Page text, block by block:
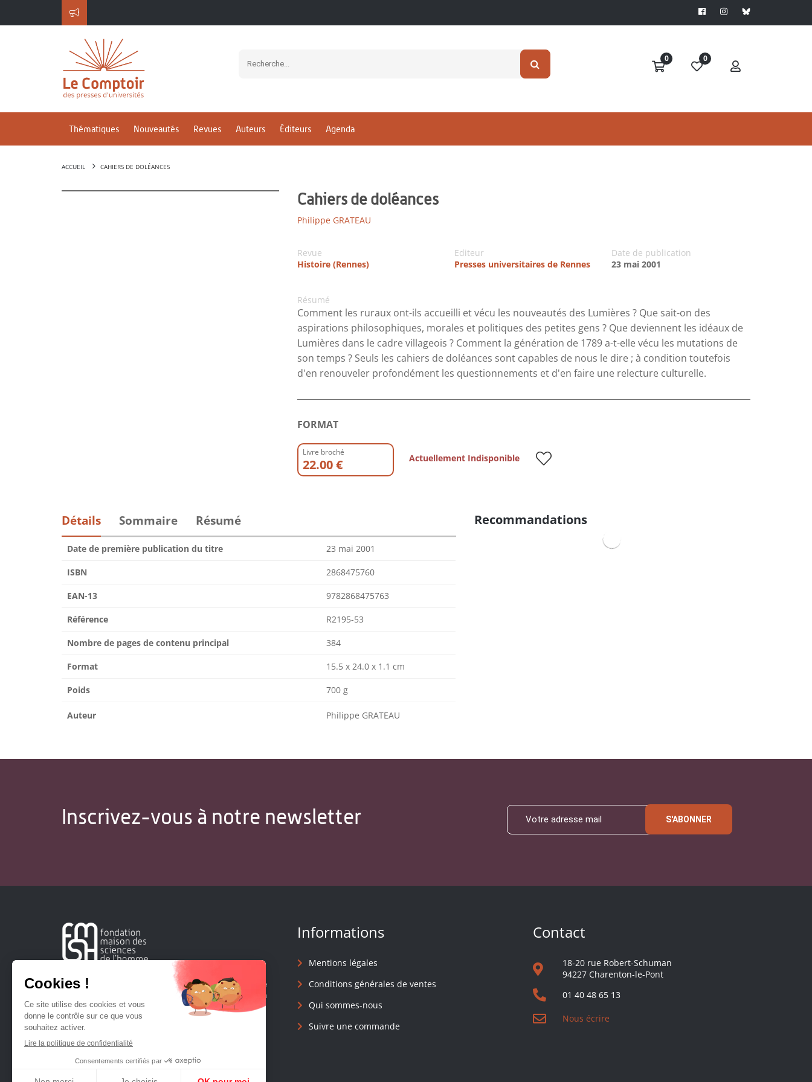
0 0
Thématiques Nouveautés Revues Auteurs Éditeurs Agenda
ACCUEIL CAHIERS DE DOLÉANCES
Cahiers de doléances
Philippe GRATEAU
Revue
Histoire (Rennes)
Editeur
Presses universitaires de Rennes
Date de publication
23 mai 2001
Résumé
Comment les ruraux ont-ils accueilli et vécu les nouveautés des Lumières ? Que sait-on des
aspirations philosophiques, morales et politiques des petites gens ? Que deviennent les idéaux de
Lumières dans le cadre villageois ? Comment la génération de 1789 a-t-elle vécu les mutations de
son temps ? Seuls les cahiers de doléances sont capables de nous le dire ; à condition toutefois
d'en renouveler profondément les questionnements et d'en faire une relecture culturelle.
FORMAT
Livre broché
22.00 € Actuellement Indisponible
Détails Sommaire Résumé
Date de première publication du titre 23 mai 2001
ISBN 2868475760
EAN-13 9782868475763
Référence R2195-53
Nombre de pages de contenu principal 384
Format 15.5 x 24.0 x 1.1 cm
Poids 700 g
Auteur Philippe GRATEAU
Recommandations
Inscrivez-vous à notre newsletter S'ABONNER
Créée en 1963, la Fondation Maison Sciences de l'Homme
soutient la recherche et la diffusion des connaissances en
sciences humaines et sociales.
Informations
Mentions légales
Conditions générales de ventes
Qui sommes-nous
Suivre une commande
Contact
18-20 rue Robert-Schuman
94227 Charenton-le-Pont
01 40 48 65 13
Nous écrire